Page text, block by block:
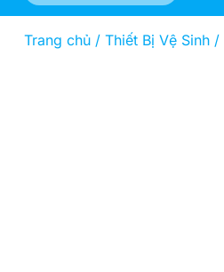
Trang chủ / Thiết Bị Vệ Sinh /